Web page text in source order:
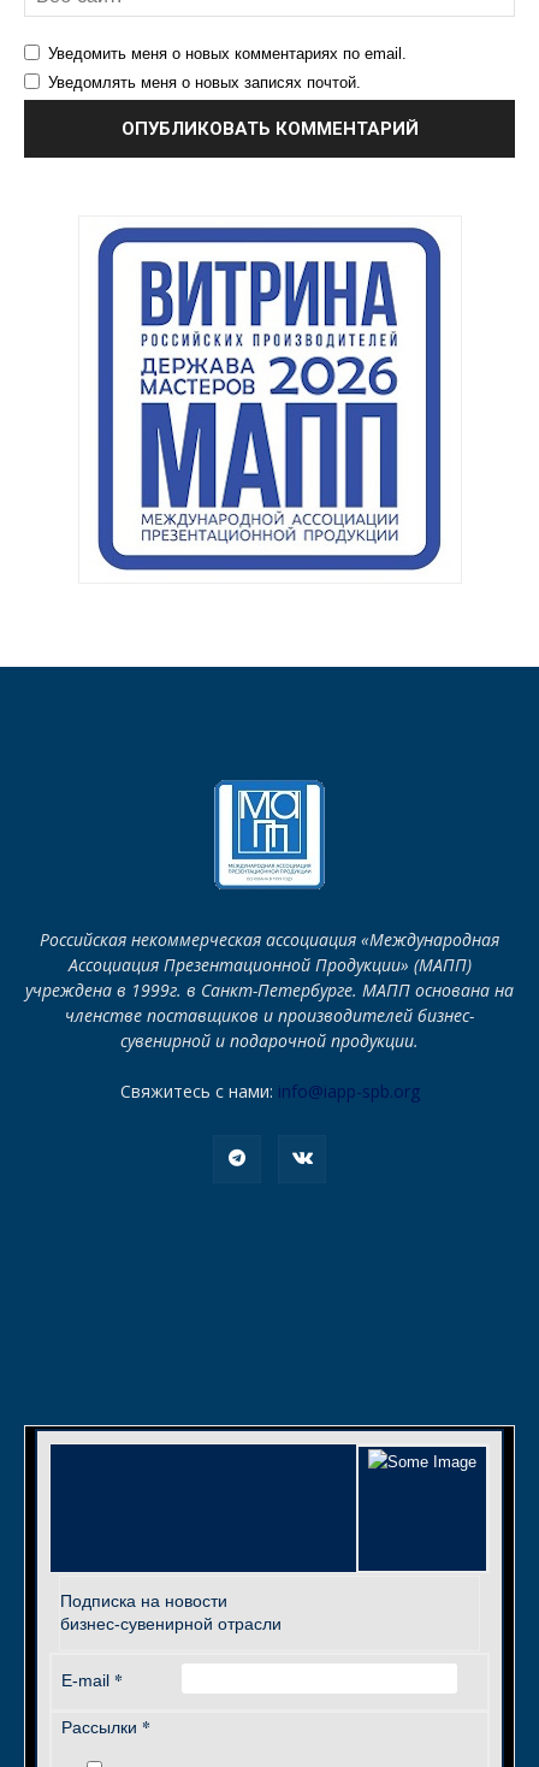
Уведомить меня о новых комментариях по email.
Уведомлять меня о новых записях почтой.
Российская некоммерческая ассоциация «Международная
Ассоциация Презентационной Продукции» (МАПП)
учреждена в 1999г. в Санкт-Петербурге. МАПП основана на
членстве поставщиков и производителей бизнес-
сувенирной и подарочной продукции.
Свяжитесь с нами: info@iapp-spb.org
Подписка на новости
бизнес-сувенирной отрасли
E-mail *
Рассылки *